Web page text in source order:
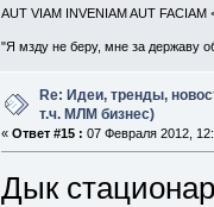
AUT VIAM INVENIAM AUT FACIAM
"Я мзду не беру, мне за державу
Re: Идеи, тренды,
т.ч. МЛМ бизнес)
« Ответ #15 : 07 Февраля 2012,
Дык